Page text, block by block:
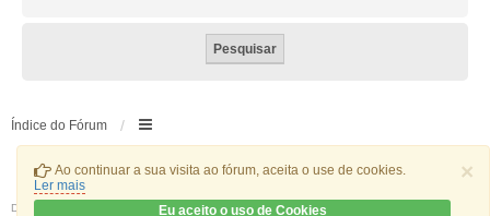
×
Ao continuar a sua visita ao fórum, aceita o use de cookies.
Ler mais
Eu aceito o uso de Cookies
Índice do Fórum
Desenvolvido por ® Forum Software © phpBB Limited